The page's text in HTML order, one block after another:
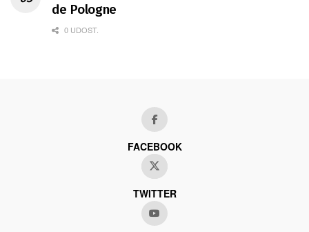
de Pologne
0 UDOST.
FACEBOOK
TWITTER